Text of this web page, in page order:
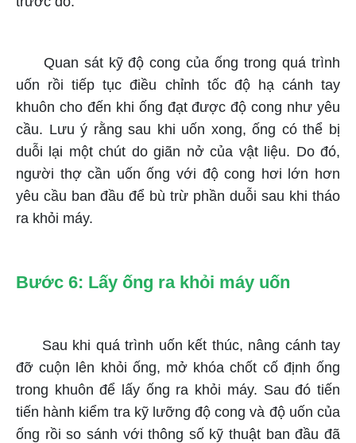
Quan sát kỹ độ cong của ống trong quá trình
uốn rồi tiếp tục điều chỉnh tốc độ hạ cánh tay
khuôn cho đến khi ống đạt được độ cong như yêu
cầu. Lưu ý rằng sau khi uốn xong, ống có thể bị
duỗi lại một chút do giãn nở của vật liệu. Do đó,
người thợ cần uốn ống với độ cong hơi lớn hơn
yêu cầu ban đầu để bù trừ phần duỗi sau khi tháo
ra khỏi máy.
Bước 6: Lấy ống ra khỏi máy uốn
Sau khi quá trình uốn kết thúc, nâng cánh tay
đỡ cuộn lên khỏi ống, mở khóa chốt cố định ống
trong khuôn để lấy ống ra khỏi máy. Sau đó tiến
tiến hành kiểm tra kỹ lưỡng độ cong và độ uốn của
ống rồi so sánh với thông số kỹ thuật ban đầu đã